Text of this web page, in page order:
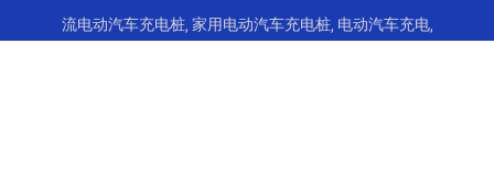
流电动汽车充电桩, 家用电动汽车充电桩, 电动汽车充电,